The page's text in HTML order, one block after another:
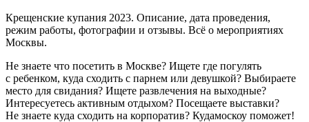
Крещенские купания 2023. Описание, дата проведения,
режим работы, фотографии и отзывы. Всё о мероприятиях
Москвы.
Не знаете что посетить в Москве? Ищете где погулять
с ребенком, куда сходить с парнем или девушкой? Выбираете
место для свидания? Ищете развлечения на выходные?
Интересуетесь активным отдыхом? Посещаете выставки?
Не знаете куда сходить на корпоратив? Кудамоскоу поможет!